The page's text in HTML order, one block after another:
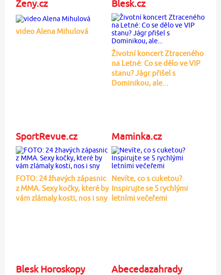
Ženy.cz
video Alena Mihulová
Blesk.cz
Životní koncert Ztraceného
na Letné: Co se dělo ve VIP
stanu? Jágr přišel s
Dominikou, ale...
SportRevue.cz
FOTO: 24 žhavých zápasnic
z MMA. Sexy kočky, které by
vám zlámaly kosti, nos i sny
Maminka.cz
Nevíte, co s cuketou?
Inspirujte se 5 rychlými
letními večeřemi
Blesk Horoskopy Abecedazahrady